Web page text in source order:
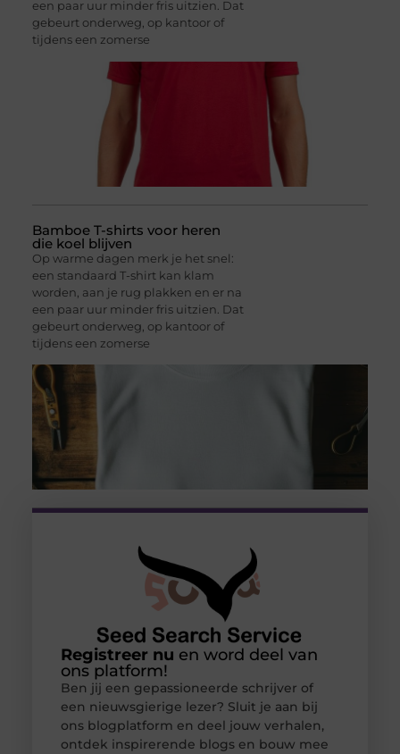
een paar uur minder fris uitzien. Dat
gebeurt onderweg, op kantoor of
tijdens een zomerse
Bamboe T-shirts voor heren
die koel blijven
Op warme dagen merk je het snel:
een standaard T-shirt kan klam
worden, aan je rug plakken en er na
een paar uur minder fris uitzien. Dat
gebeurt onderweg, op kantoor of
tijdens een zomerse
Registreer nu en word deel van
ons platform!
Ben jij een gepassioneerde schrijver of
een nieuwsgierige lezer? Sluit je aan bij
ons blogplatform en deel jouw verhalen,
ontdek inspirerende blogs en bouw mee